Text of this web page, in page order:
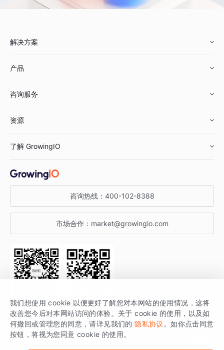
解决方案
鞋服行业
汽车行业
金融行业
产品
智能运营
获客分析
咨询服务
资源
增长公开课
增长博客
开发者文档
SDK 文档
场景指南
了解 GrowingIO
关于 GrowingIO
增长大会
行业活动
咨询热线： 400-102-8388
市场合作： market@growingio.com
关注公众号 获取更多干货
GrowingIO 是专注于数据智能分析与增长的品牌，核心平台为 GrowingIO
分析云。
我们想使用 cookie 以便更好了解您对本网站的使用情况，这将
改善您今后对本网站访问的体验。关于 cookie 的使用，以及如
何撤回或管理您的同意，请详见我们的 隐私协议 。如你点击同意
按钮，将视为您同意 cookie 的使用。